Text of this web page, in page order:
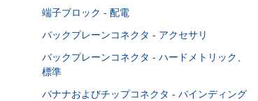
端子ブロック - 配電
バックプレーンコネクタ - アクセサリ
バックプレーンコネクタ - ハードメトリック、
標準
バナナおよびチップコネクタ - バインディング